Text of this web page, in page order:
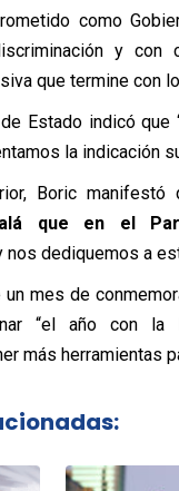
como
y con
que termine con
Estado indicó que
la indicación
Boric
que en el
nos dediquemos a
mes de
“el año con
más herramientas